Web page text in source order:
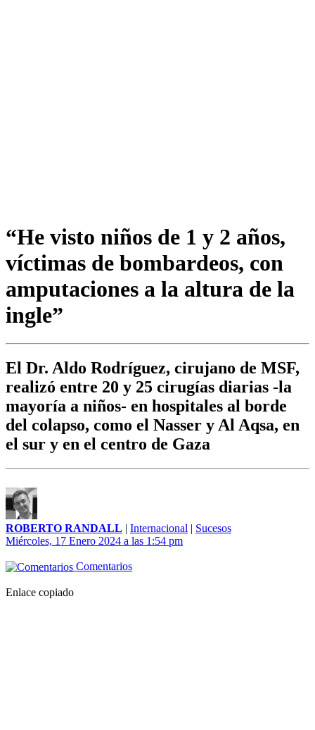
“He visto niños de 1 y 2 años,
víctimas de bombardeos, con
amputaciones a la altura de la
ingle”
El Dr. Aldo Rodríguez, cirujano de MSF,
realizó entre 20 y 25 cirugías diarias -la
mayoría a niños- en hospitales al borde
del colapso, como el Nasser y Al Aqsa, en
el sur y en el centro de Gaza
ROBERTO RANDALL | Internacional | Sucesos
Miércoles, 17 Enero 2024 a las 1:54 pm
Comentarios
Enlace copiado